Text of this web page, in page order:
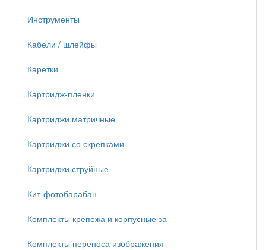
Инструменты
Кабели / шлейфы
Каретки
Картридж-пленки
Картриджи матричные
Картриджи со скрепками
Картриджи струйные
Кит-фотобарабан
Комплекты крепежа и корпусные за
Комплекты переноса изображения